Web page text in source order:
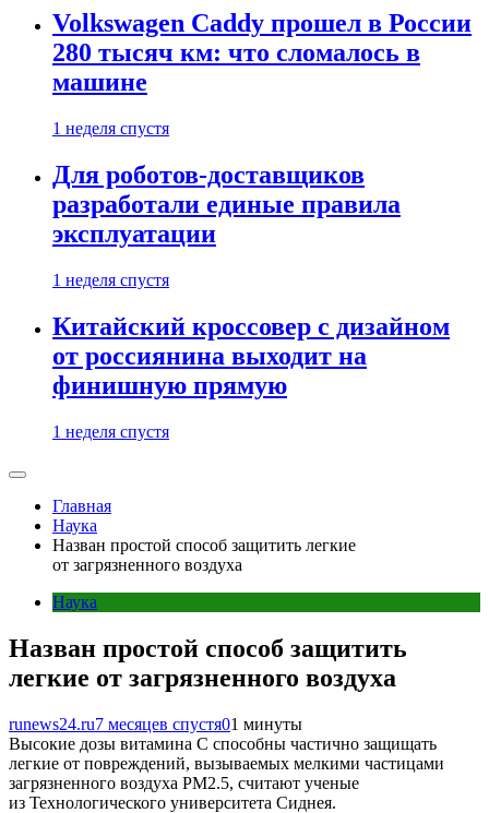
Volkswagen Caddy прошел в России
280 тысяч км: что сломалось в
машине
1 неделя спустя
Для роботов-доставщиков
разработали единые правила
эксплуатации
1 неделя спустя
Китайский кроссовер с дизайном
от россиянина выходит на
финишную прямую
1 неделя спустя
Главная
Наука
Назван простой способ защитить легкие
от загрязненного воздуха
Наука
Назван простой способ защитить
легкие от загрязненного воздуха
runews24.ru7 месяцев спустя01 минуты
Высокие дозы витамина C способны частично защищать
легкие от повреждений, вызываемых мелкими частицами
загрязненного воздуха PM2.5, считают ученые
из Технологического университета Сиднея.